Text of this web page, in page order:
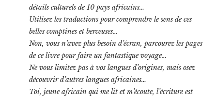
détails culturels de 10 pays africains…
Utilisez les traductions pour comprendre le sens de ces
belles comptines et berceuses…
Non, vous n’avez plus besoin d’écran, parcourez les pages
de ce livre pour faire un fantastique voyage…
Ne vous limitez pas à vos langues d’origines, mais osez
découvrir d’autres langues africaines…
Toi, jeune africain qui me lit et m’écoute, l’écriture est